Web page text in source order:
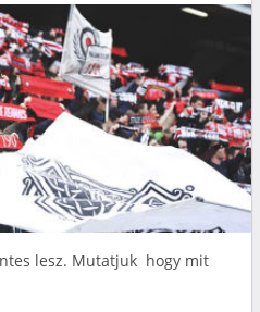
lesz. Mutatjuk hogy mit